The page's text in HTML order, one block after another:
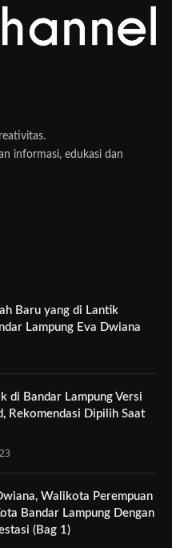
informasi, edukasi dan
Baru yang di Lantik
Lampung Eva Dwiana
di Bandar Lampung Versi
Rekomendasi Dipilih Saat
Walikota Perempuan
Bandar Lampung Dengan
(Bag 1)